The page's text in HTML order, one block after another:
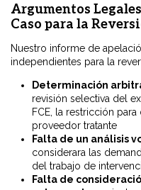
Argumentos
Caso para la
Nuestro informe de
independientes para la
Determinación
revisión selectiva del
FCE, la restricción
proveedor tratante
Falta de un análisis
considerara las
del trabajo de
Falta de